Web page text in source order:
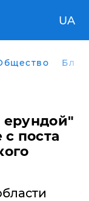
UA
ерундой"
с поста